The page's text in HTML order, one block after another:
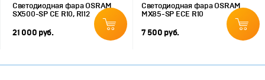
Светодиодная фара OSRAM
SX500-SP CE R10, R112
21 000 руб.
Светодиодная фара OSRAM
MX85-SP ECE R10
7 500 руб.